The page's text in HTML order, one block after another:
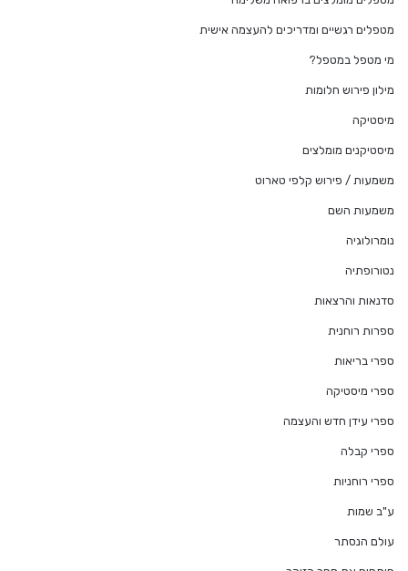
מטפלים רגשיים ומדריכים להעצמה אישית
מי מטפל במטפל?
מילון פירוש חלומות
מיסטיקה
מיסטיקנים מומלצים
משמעות / פירוש קלפי טארוט
משמעות השם
נומרולוגיה
נטורופתיה
סדנאות והרצאות
ספרות רוחנית
ספרי בריאות
ספרי מיסטיקה
ספרי עידן חדש והעצמה
ספרי קבלה
ספרי רוחניות
ע"ב שמות
עולם הנסתר